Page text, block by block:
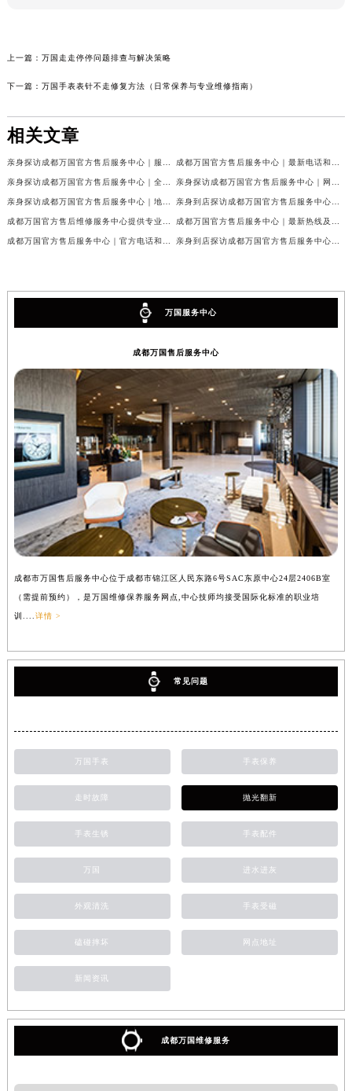
上一篇： 万国走走停停问题排查与解决策略
下一篇： 万国手表表针不走修复方法（日常保养与专业维修指南）
相关文章
万国服务中心
成都万国售后服务中心
成都市万国售后服务中心位于成都市锦江区人民东路6号SAC东原中心24层2406B室
（需提前预约），是万国维修保养服务网点,中心技师均接受国际化标准的职业培
训.... 详情 >
常见问题
万国手表 手表保养
走时故障 抛光翻新
手表生锈 手表配件
万国 进水进灰
外观清洗 手表受磁
磕碰摔坏 网点地址
新闻资讯
成都万国维修服务